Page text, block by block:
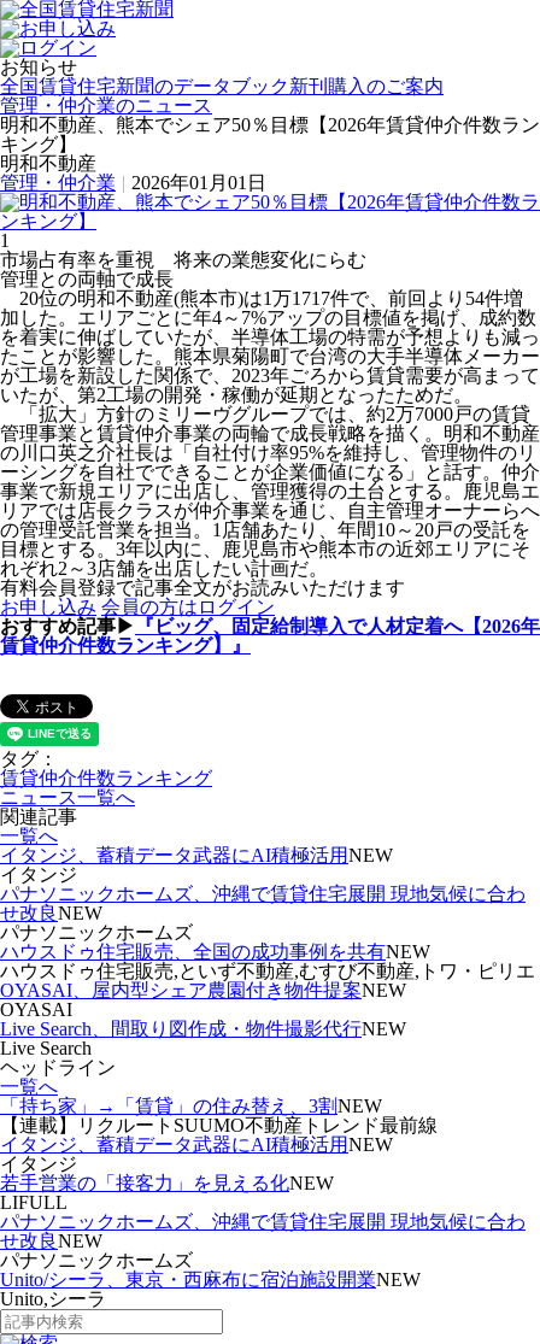
お知らせ
全国賃貸住宅新聞のデータブック新刊購入のご案内
管理・仲介業のニュース
明和不動産、熊本でシェア50％目標【2026年賃貸仲介件数ラン
キング】
明和不動産
管理・仲介業 | 2026年01月01日
1
市場占有率を重視 将来の業態変化にらむ
管理との両軸で成長
20位の明和不動産(熊本市)は1万1717件で、前回より54件増
加した。エリアごとに年4～7%アップの目標値を掲げ、成約数
を着実に伸ばしていたが、半導体工場の特需が予想よりも減っ
たことが影響した。熊本県菊陽町で台湾の大手半導体メーカー
が工場を新設した関係で、2023年ごろから賃貸需要が高まって
いたが、第2工場の開発・稼働が延期となったためだ。
「拡大」方針のミリーヴグループでは、約2万7000戸の賃貸
管理事業と賃貸仲介事業の両輪で成長戦略を描く。明和不動産
の川口英之介社長は「自社付け率95%を維持し、管理物件のリ
ーシングを自社でできることが企業価値になる」と話す。仲介
事業で新規エリアに出店し、管理獲得の土台とする。鹿児島エ
リアでは店長クラスが仲介事業を通じ、自主管理オーナーらへ
の管理受託営業を担当。1店舗あたり、年間10～20戸の受託を
目標とする。3年以内に、鹿児島市や熊本市の近郊エリアにそ
れぞれ2～3店舗を出店したい計画だ。
有料会員登録で記事全文がお読みいただけます
お申し込み 会員の方はログイン
おすすめ記事▶
『ビッグ、固定給制導入で人材定着へ【2026年
賃貸仲介件数ランキング】』
タグ：
賃貸仲介件数ランキング
ニュース一覧へ
関連記事
一覧へ
イタンジ、蓄積データ武器にAI積極活用NEW
イタンジ
パナソニックホームズ、沖縄で賃貸住宅展開 現地気候に合わ
せ改良NEW
パナソニックホームズ
ハウスドゥ住宅販売、全国の成功事例を共有NEW
ハウスドゥ住宅販売,といず不動産,むすび不動産,トワ・ピリエ
OYASAI、屋内型シェア農園付き物件提案NEW
OYASAI
Live Search、間取り図作成・物件撮影代行NEW
Live Search
ヘッドライン
一覧へ
「持ち家」→「賃貸」の住み替え、3割NEW
【連載】リクルートSUUMO不動産トレンド最前線
イタンジ、蓄積データ武器にAI積極活用NEW
イタンジ
若手営業の「接客力」を見える化NEW
LIFULL
パナソニックホームズ、沖縄で賃貸住宅展開 現地気候に合わ
せ改良NEW
パナソニックホームズ
Unito/シーラ、東京・西麻布に宿泊施設開業NEW
Unito,シーラ